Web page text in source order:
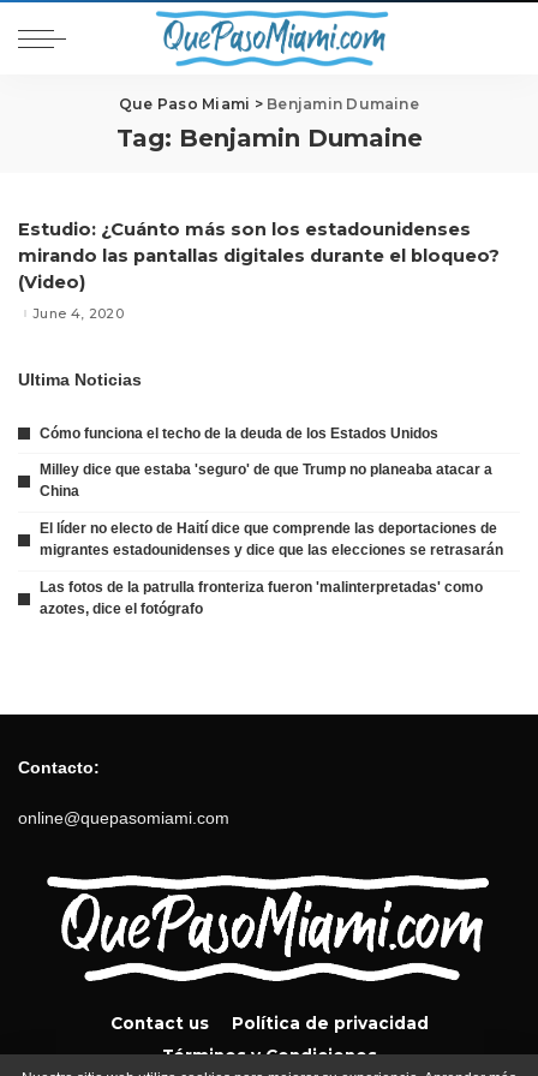
Que Paso Miami > Benjamin Dumaine
Tag: Benjamin Dumaine
Estudio: ¿Cuánto más son los estadounidenses
mirando las pantallas digitales durante el bloqueo?
(Video)
June 4, 2020
Ultima Noticias
Cómo funciona el techo de la deuda de los Estados Unidos
Milley dice que estaba 'seguro' de que Trump no planeaba atacar a
China
El líder no electo de Haití dice que comprende las deportaciones de
migrantes estadounidenses y dice que las elecciones se retrasarán
Las fotos de la patrulla fronteriza fueron 'malinterpretadas' como
azotes, dice el fotógrafo
Contacto:
online@quepasomiami.com
Contact us
Política de privacidad
Términos y Condiciones